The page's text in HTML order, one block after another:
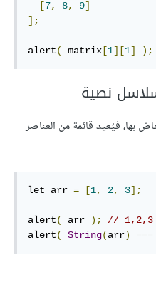
[7, 8, 9]
];
alert( matrix [1][1] );
نصية
بها، فيُعيد قائمة من العناصر
let arr = [1, 2, 3];
alert( arr );
// 1,2,3
alert( String(arr) ===